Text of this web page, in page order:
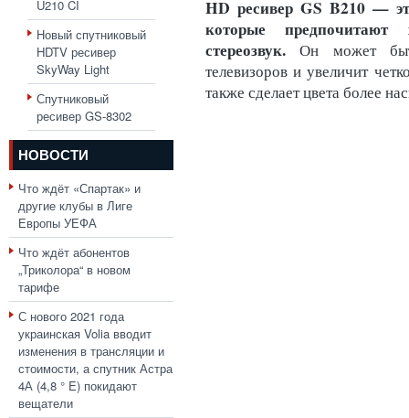
U210 CI
Новый спутниковый
HDTV ресивер
SkyWay Light
Спутниковый
ресивер GS-8302
НОВОСТИ
Что ждёт «Спартак» и
другие клубы в Лиге
Европы УЕФА
Что ждёт абонентов
„Триколора“ в новом
тарифе
С нового 2021 года
украинская Volia вводит
изменения в трансляции и
стоимости, а спутник Астра
4А (4,8 ° E) покидают
вещатели
HD ресивер GS B210 —
которые
стереозвук.Он может
телевизоров и увеличит
также сделает цвета более